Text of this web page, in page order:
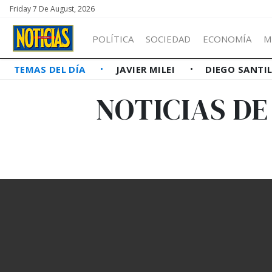
Friday 7 De August, 2026
POLÍTICA SOCIEDAD ECONOMÍA
TEMAS DEL DÍA JAVIER MILEI DIEGO
NOTICIAS